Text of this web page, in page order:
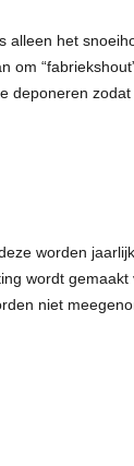
het
worden
wordt
niet